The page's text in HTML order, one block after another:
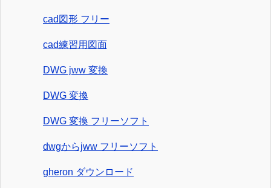
cad図形 フリー
cad練習用図面
DWG jww 変換
DWG 変換
DWG 変換 フリーソフト
dwgからjww フリーソフト
gheron ダウンロード